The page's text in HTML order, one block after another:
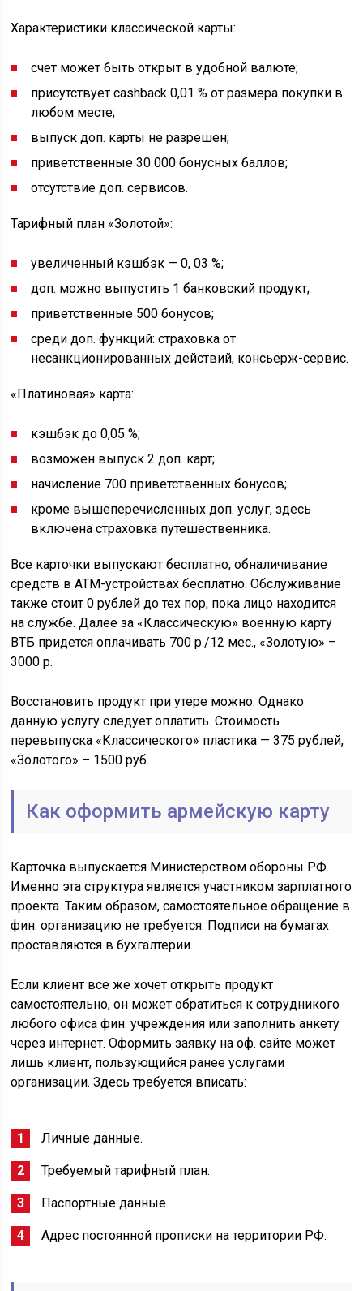
Характеристики классической карты:
счет может быть открыт в удобной валюте;
присутствует cashback 0,01 % от размера покупки в
любом месте;
выпуск доп. карты не разрешен;
приветственные 30 000 бонусных баллов;
отсутствие доп. сервисов.
Тарифный план «Золотой»:
увеличенный кэшбэк — 0, 03 %;
доп. можно выпустить 1 банковский продукт;
приветственные 500 бонусов;
среди доп. функций: страховка от
несанкционированных действий, консьерж-сервис.
«Платиновая» карта:
кэшбэк до 0,05 %;
возможен выпуск 2 доп. карт;
начисление 700 приветственных бонусов;
кроме вышеперечисленных доп. услуг, здесь
включена страховка путешественника.
Все карточки выпускают бесплатно, обналичивание
средств в АТМ-устройствах бесплатно. Обслуживание
также стоит 0 рублей до тех пор, пока лицо находится
на службе. Далее за «Классическую» военную карту
ВТБ придется оплачивать 700 р./12 мес., «Золотую» –
3000 р.
Восстановить продукт при утере можно. Однако
данную услугу следует оплатить. Стоимость
перевыпуска «Классического» пластика — 375 рублей,
«Золотого» – 1500 руб.
Как оформить армейскую карту
Карточка выпускается Министерством обороны РФ.
Именно эта структура является участником зарплатного
проекта. Таким образом, самостоятельное обращение в
фин. организацию не требуется. Подписи на бумагах
проставляются в бухгалтерии.
Если клиент все же хочет открыть продукт
самостоятельно, он может обратиться к сотрудникого
любого офиса фин. учреждения или заполнить анкету
через интернет. Оформить заявку на оф. сайте может
лишь клиент, пользующийся ранее услугами
организации. Здесь требуется вписать:
Личные данные.
Требуемый тарифный план.
Паспортные данные.
Адрес постоянной прописки на территории РФ.